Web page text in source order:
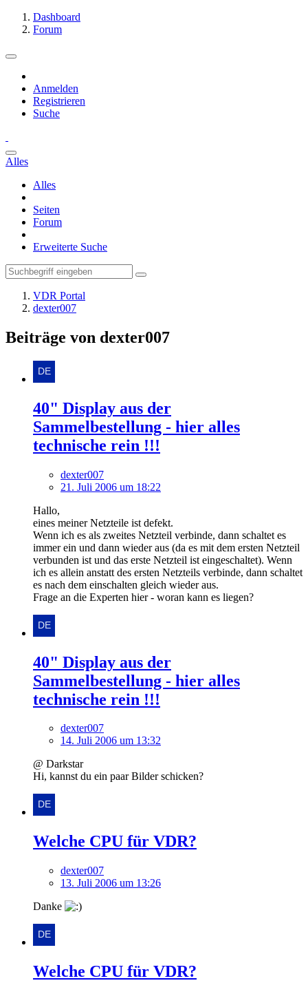
Dashboard
Forum
Anmelden
Registrieren
Suche
Alles
Alles
Seiten
Forum
Erweiterte Suche
VDR Portal
dexter007
Beiträge von dexter007
40" Display aus der
Sammelbestellung - hier alles
technische rein !!!
dexter007
21. Juli 2006 um 18:22
Hallo,
eines meiner Netzteile ist defekt.
Wenn ich es als zweites Netzteil verbinde, dann schaltet es
immer ein und dann wieder aus (da es mit dem ersten Netzteil
verbunden ist und das erste Netzteil ist eingeschaltet). Wenn
ich es allein anstatt des ersten Netzteils verbinde, dann schaltet
es nach dem einschalten gleich wieder aus.
Frage an die Experten hier - woran kann es liegen?
40" Display aus der
Sammelbestellung - hier alles
technische rein !!!
dexter007
14. Juli 2006 um 13:32
@ Darkstar
Hi, kannst du ein paar Bilder schicken?
Welche CPU für VDR?
dexter007
13. Juli 2006 um 13:26
Danke
Welche CPU für VDR?